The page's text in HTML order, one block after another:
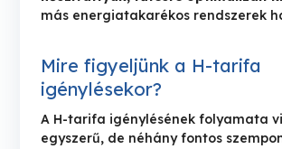
más energiatakarékos rendszerek
Mire figyeljünk a H-tarifa
igénylésekor?
A H-tarifa igénylésének folyamata
egyszerű, de néhány fontos